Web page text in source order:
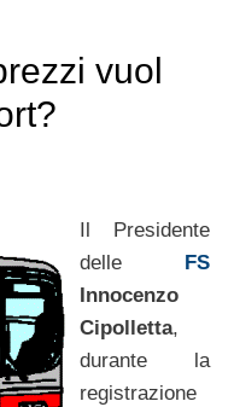
vuol
Il Presidente
delle FS
Innocenzo
Cipolletta,
durante la
registrazione